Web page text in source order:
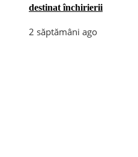
destinat închirierii
2 săptămâni ago